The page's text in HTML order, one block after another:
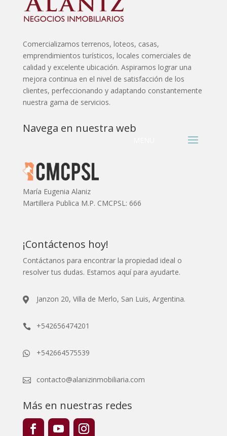
Comercializamos terrenos, loteos, casas,
emprendimientos turísticos, locales comerciales de
calidad y excelente ubicación. Aspiramos lograr una
mejora continua en el nivel de satisfacción de los
clientes, perfeccionando y adaptando constantemente
nuestra gama de servicios.
Navega en nuestra web
María Eugenia Alaniz
Martillera Publica M.P. CMCPSL: 666
¡Contáctenos hoy!
Contáctanos para encontrar la propiedad ideal o
resolver tus dudas. Estamos aquí para ayudarte.
 Janzon 20, Villa de Merlo, San Luis, Argentina.
 +542656474201
 +542664575539
 contacto@alanizinmobiliaria.com
Más en nuestras redes